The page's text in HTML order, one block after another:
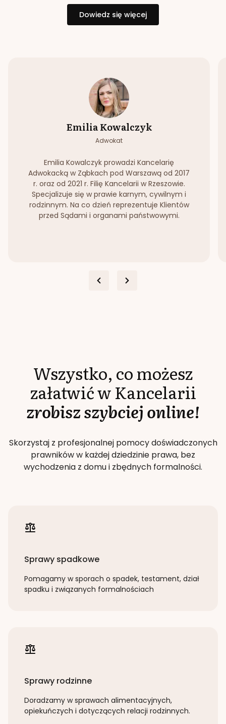
Dowiedz się więcej
Emilia Kowalczyk
Adwokat
Emilia Kowalczyk prowadzi Kancelarię
Adwokacką w Ząbkach pod Warszawą od 2017
r. oraz od 2021 r. Filię Kancelarii w Rzeszowie.
Specjalizuje się w prawie karnym, cywilnym i
rodzinnym. Na co dzień reprezentuje Klientów
przed Sądami i organami państwowymi.
Wszystko, co możesz
załatwić w Kancelarii
zrobisz szybciej online!
Skorzystaj z profesjonalnej pomocy doświadczonych
prawników w każdej dziedzinie prawa, bez
wychodzenia z domu i zbędnych formalności.
Sprawy spadkowe
Pomagamy w sporach o spadek, testament, dział
spadku i związanych formalnościach
Sprawy rodzinne
Doradzamy w sprawach alimentacyjnych,
opiekuńczych i dotyczących relacji rodzinnych.